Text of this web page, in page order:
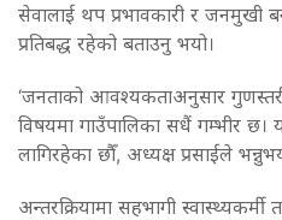
सेवालाई थप प्रभावकारी र जनमुखी
प्रतिबद्ध रहेको बताउनु भयो।
‘जनताको आवश्यकताअनुसार
विषयमा गाउँपालिका सधैं गम्भीर छ।
लागिरहेका छौँ, अध्यक्ष प्रसाईले
अन्तरक्रियामा सहभागी